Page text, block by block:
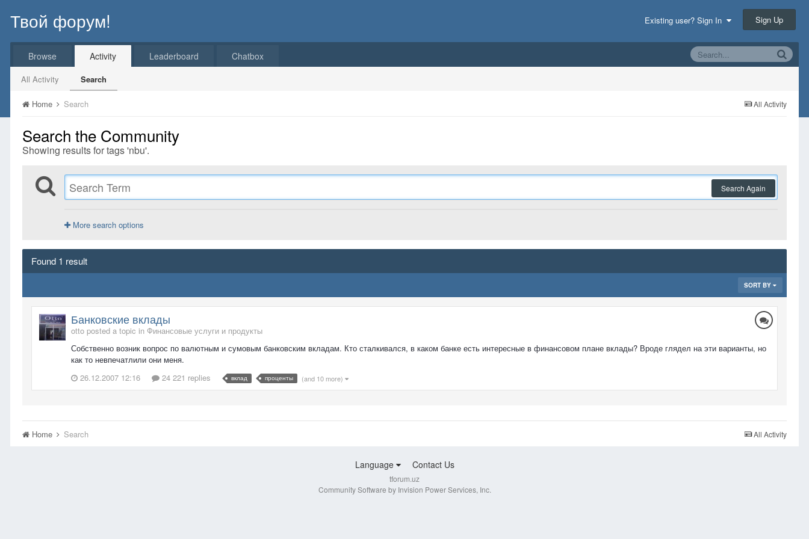
Твой форум! Existing user? Sign In Sign Up
Browse Activity
All Activity Search
Leaderboard Chatbox
All Activity
Home Search
Search the Community
Showing results for tags 'nbu'.
Search Again
More search options
Found 1 result
SORT BY
Банковские вклады
otto posted a topic in Финансовые услуги и продукты
Собственно возник вопрос по валютным и сумовым банковским вкладам. Кто сталкивался, в каком банке есть интересные в финансовом плане вклады? Вроде глядел на эти варианты, но
как то невпечатлили они меня.
26.12.2007 12:16
24 221 replies вклад проценты (and 10 more)
All Activity
Home Search
Language Contact Us
tforum.uz
Community Software by Invision Power Services, Inc.